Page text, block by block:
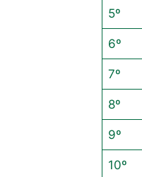
5º
6º
7º
8º
9º
10º